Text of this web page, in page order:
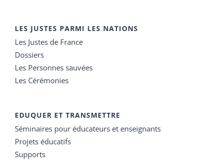
LES JUSTES PARMI LES NATIONS
Les Justes de France
Dossiers
Les Personnes sauvées
Les Cérémonies
EDUQUER ET TRANSMETTRE
Séminaires pour éducateurs et enseignants
Projets éducatifs
Supports